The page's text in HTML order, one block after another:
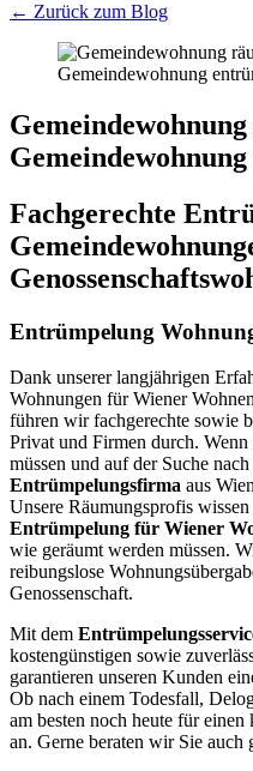
← Zurück zum Blog
Fachgerechte
Entrümpelung
Dank unserer langjährigen
Wohnungen für Wiener
führen wir fachgerechte sowie
Privat und Firmen durch.
müssen und auf der Suche
Entrümpelungsfirma aus
Unsere Räumungsprofis
Entrümpelung für Wiener
wie geräumt werden müssen.
reibungslose
Genossenschaft.
Mit dem
kostengünstigen sowie
garantieren unseren Kunden
Ob nach einem Todesfall,
am besten noch heute für einen
an. Gerne beraten wir Sie auch